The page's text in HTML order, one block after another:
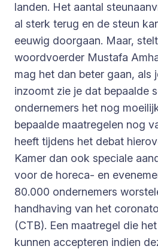
landen. Het aantal
al sterk terug en de steun
eeuwig doorgaan. Maar,
woordvoerder Mustafa
mag het dan beter gaan, als
inzoomt zie je dat bepaalde
ondernemers het nog
bepaalde maatregelen nog
heeft tijdens het debat
Kamer dan ook speciale
voor de horeca- en
80.000 ondernemers
handhaving van het
(CTB). Een maatregel die
kunnen accepteren indien